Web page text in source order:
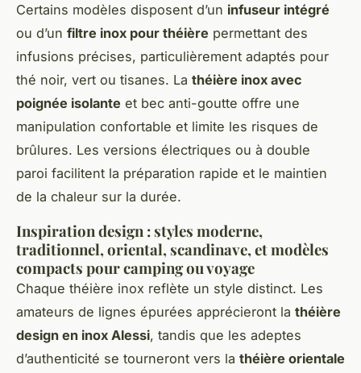
Certains modèles disposent d’un infuseur intégré
ou d’un filtre inox pour théière permettant des
infusions précises, particulièrement adaptés pour
thé noir, vert ou tisanes. La théière inox avec
poignée isolante et bec anti-goutte offre une
manipulation confortable et limite les risques de
brûlures. Les versions électriques ou à double
paroi facilitent la préparation rapide et le maintien
de la chaleur sur la durée.
Inspiration design : styles moderne,
traditionnel, oriental, scandinave, et modèles
compacts pour camping ou voyage
Chaque théière inox reflète un style distinct. Les
amateurs de lignes épurées apprécieront la théière
design en inox Alessi, tandis que les adeptes
d’authenticité se tourneront vers la théière orientale